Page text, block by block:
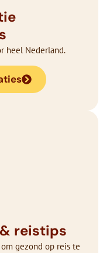
heel Nederland.
reistips
gezond op reis te